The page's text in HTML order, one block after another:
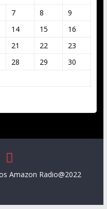
7 8
9
14 15
16
21 22
23
28 29
30
Amazon Radio@2022